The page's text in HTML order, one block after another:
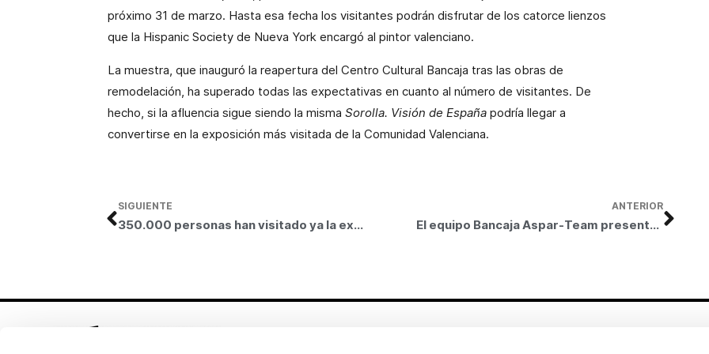
próximo 31 de marzo. Hasta esa fecha los visitantes podrán disfrutar de los catorce lienzos
que la Hispanic Society de Nueva York encargó al pintor valenciano.
La muestra, que inauguró la reapertura del Centro Cultural Bancaja tras las obras de
remodelación, ha superado todas las expectativas en cuanto al número de visitantes. De
hecho, si la afluencia sigue siendo la misma Sorolla. Visión de España podría llegar a
convertirse en la exposición más visitada de la Comunidad Valenciana.
ANTERIOR
El equipo Bancaja Aspar-Team presenta su escudería para la temporada 2008
SIGUIENTE
350.000 personas han visitado ya la exposición de Sorolla en el Centro Cultural Bancaja